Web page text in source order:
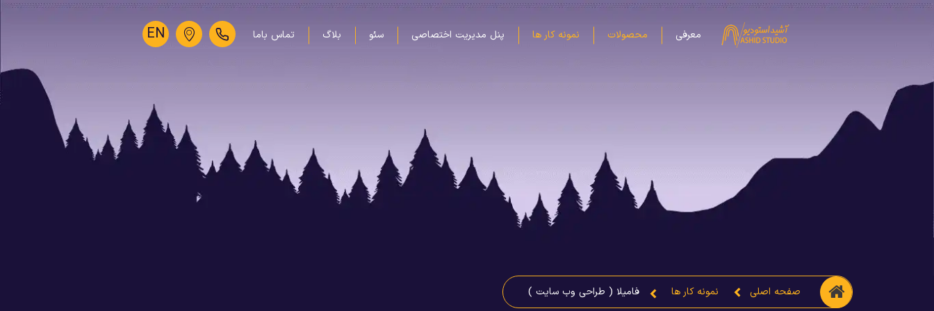
معرفی محصولات نمونه کار ها پنل مدیریت اختصاصی سئو بلاگ تماس باما EN
صفحه اصلی نمونه کار ها فامیلا ( طراحی وب سایت )